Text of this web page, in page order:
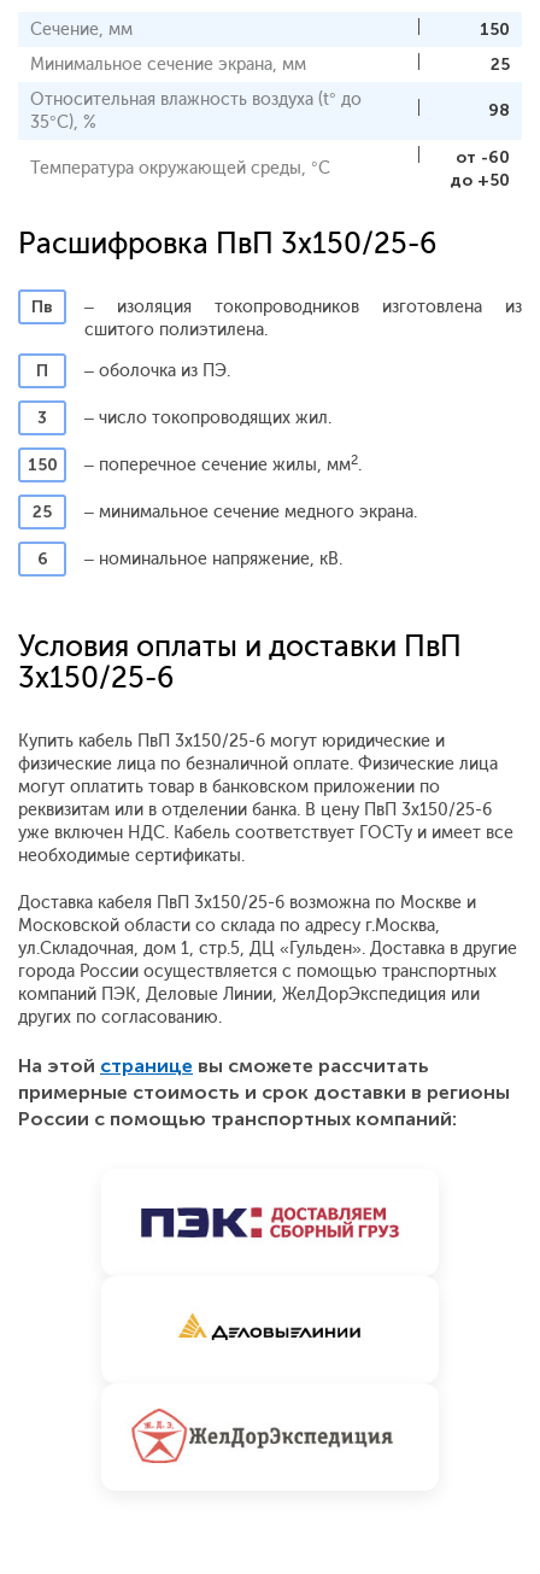
Сечение, мм
150
Минимальное сечение экрана, мм
25
Относительная влажность воздуха (t° до
35°С), %
98
Температура окружающей среды, °С
от -60
до +50
Расшифровка ПвП 3x150/25-6
Пв
– изоляция токопроводников изготовлена из
сшитого полиэтилена.
П
– оболочка из ПЭ.
3 – число токопроводящих жил.
150 – поперечное сечение жилы, мм2.
25 – минимальное сечение медного экрана.
6 – номинальное напряжение, кВ.
Условия оплаты и доставки ПвП
3x150/25-6
Купить кабель ПвП 3x150/25-6 могут юридические и
физические лица по безналичной оплате. Физические лица
могут оплатить товар в банковском приложении по
реквизитам или в отделении банка. В цену ПвП 3x150/25-6
уже включен НДС. Кабель соответствует ГОСТу и имеет все
необходимые сертификаты.
Доставка кабеля ПвП 3x150/25-6 возможна по Москве и
Московской области со склада по адресу г.Москва,
ул.Складочная, дом 1, стр.5, ДЦ «Гульден». Доставка в другие
города России осуществляется с помощью транспортных
компаний ПЭК, Деловые Линии, ЖелДорЭкспедиция или
других по согласованию.
На этой странице вы сможете рассчитать
примерные стоимость и срок доставки в регионы
России с помощью транспортных компаний: